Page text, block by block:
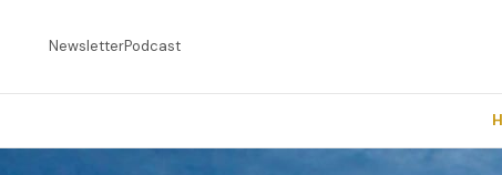
NewsletterPodcast